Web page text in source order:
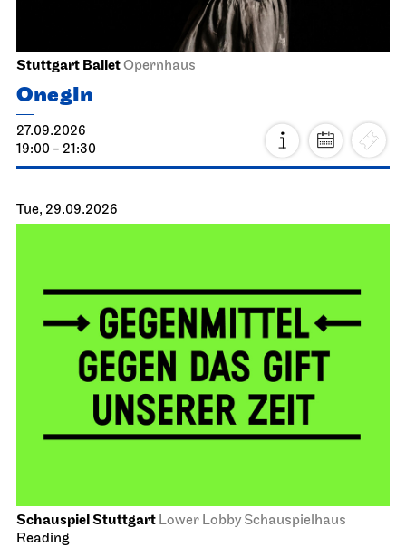
Stuttgart BalletOpernhaus
Onegin
27.09.2026
19:00 - 21:30
Tue, 29.09.2026
Schauspiel Stuttgart Lower Lobby Schauspielhaus
Reading